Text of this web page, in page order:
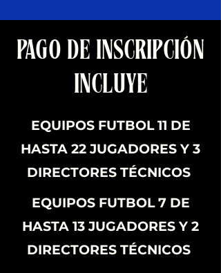
PAGO DE INSCRIPCIÓN
INCLUYE
EQUIPOS FUTBOL 11 DE
HASTA 22 JUGADORES Y 3
DIRECTORES TÉCNICOS
EQUIPOS FUTBOL 7 DE
HASTA 13 JUGADORES Y 2
DIRECTORES TÉCNICOS